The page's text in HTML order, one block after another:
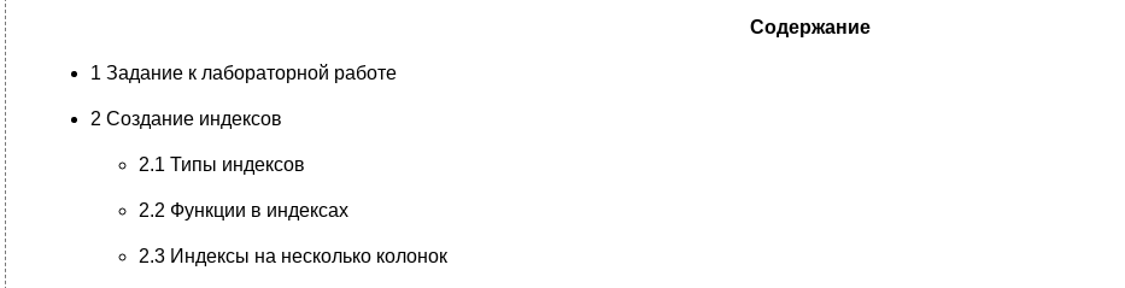
Содержание
1 Задание к лабораторной работе
2 Создание индексов
2.1 Типы индексов
2.2 Функции в индексах
2.3 Индексы на несколько колонок